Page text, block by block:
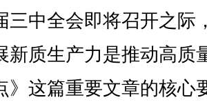
三中全会即将召开之际
新质生产力是推动高质
》这篇重要文章的核心